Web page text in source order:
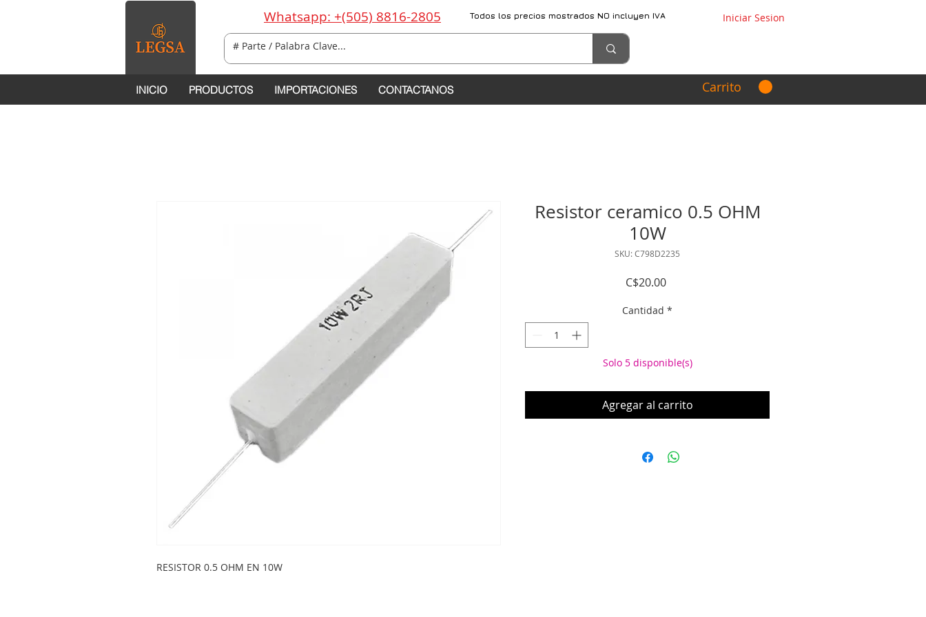
Whatsapp: +(505) 8816-2805 Todos los precios mostrados NO incluyen IVA Iniciar Sesion
INICIO PRODUCTOS IMPORTACIONES CONTACTANOS Carrito
RESISTOR 0.5 OHM EN 10W
Resistor ceramico 0.5 OHM
10W
SKU: C798D2235
C$20.00Precio
Cantidad *
Solo 5 disponible(s)
Agregar al carrito